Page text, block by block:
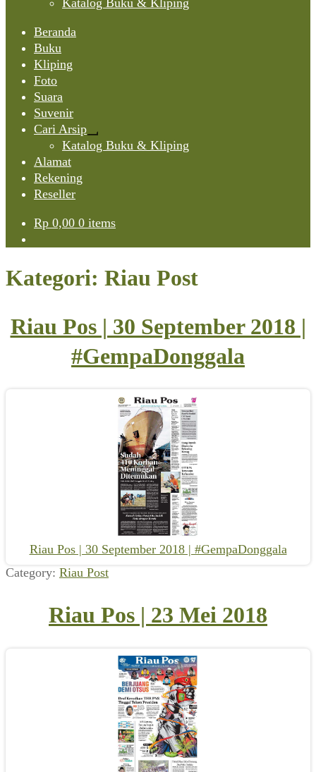
Katalog Buku & Kliping
Beranda
Buku
Kliping
Foto
Suara
Suvenir
Cari Arsip
Expand
child
Katalog Buku & Kliping
Alamat
Rekening
Reseller
Rp 0,00 0 items
Kategori: Riau Post
Riau Pos | 30 September 2018 |
#GempaDonggala
Riau Pos | 30 September 2018 | #GempaDonggala
Category: Riau Post
Riau Pos | 23 Mei 2018